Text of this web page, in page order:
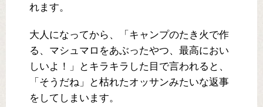
れます。
大人になってから、「キャンプのたき火で作
る、マシュマロをあぶったやつ、最高におい
しいよ！」とキラキラした目で言われると、
「そうだね」と枯れたオッサンみたいな返事
をしてしまいます。